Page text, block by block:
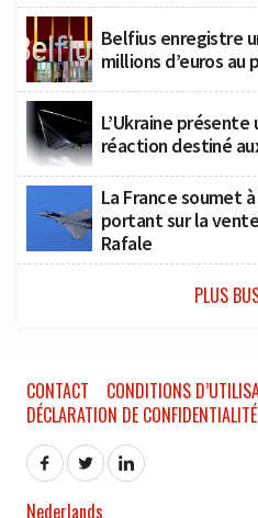
Belfius enregistre
millions d’euros
L’Ukraine
réaction destiné
La France soumet
portant sur la
Rafale
PLUS
CONTACT
CONDITIONS
DÉCLARATION DE CONFIDENTIALITÉ
Nederlands